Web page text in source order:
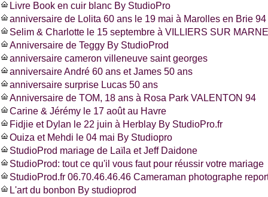
Livre Book en cuir blanc By StudioPro
anniversaire de Lolita 60 ans le 19 mai à Marolles en Brie 94
Selim & Charlotte le 15 septembre à VILLIERS SUR
Anniversaire de Teggy By StudioProd
anniversaire cameron villeneuve saint georges
anniversaire André 60 ans et James 50 ans
anniversaire surprise Lucas 50 ans
Anniversaire de TOM, 18 ans à Rosa Park VALENTON 94
Carine & Jérémy le 17 août au Havre
Fidjie et Dylan le 22 juin à Herblay By StudioPro.fr
Ouiza et Mehdi le 04 mai By Studiopro
StudioProd mariage de Laïla et Jeff Daidone
StudioProd: tout ce qu'il vous faut pour réussir votre mariage
StudioProd.fr 06.70.46.46.46 Cameraman photographe
L'art du bonbon By studioprod